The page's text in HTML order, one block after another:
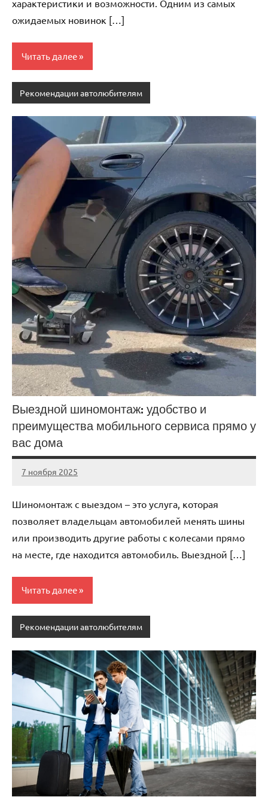
характеристики и возможности. Одним из самых
ожидаемых новинок […]
Читать далее
Рекомендации автолюбителям
Выездной шиномонтаж: удобство и
преимущества мобильного сервиса прямо у
вас дома
7 ноября 2025
Avtor
Нет
Шиномонтаж с выездом – это услуга, которая
позволяет владельцам автомобилей менять шины
или производить другие работы с колесами прямо
на месте, где находится автомобиль. Выездной […]
Читать далее
Рекомендации автолюбителям